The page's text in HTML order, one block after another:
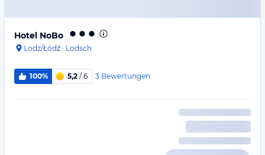
Hotel NoBo
Lodz/Łódź · Lodsch
100% 5,2 / 6 3 Bewertungen